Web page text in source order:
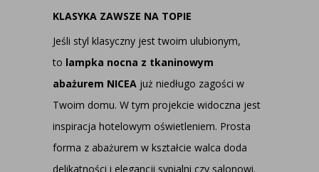
KLASYKA ZAWSZE NA TOPIE
Jeśli styl klasyczny jest twoim ulubionym,
to lampka nocna z tkaninowym
abażurem NICEA już niedługo zagości w
Twoim domu. W tym projekcie widoczna jest
inspiracja hotelowym oświetleniem. Prosta
forma z abażurem w kształcie walca doda
delikatności i elegancji sypialni czy salonowi.